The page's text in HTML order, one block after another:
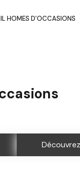
HOMES D’OCCASIONS